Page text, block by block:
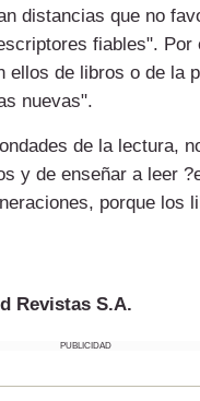
distancias que no
fiables".
de libros o de la
nuevas".
de la lectura,
y de enseñar a leer
porque los
Revistas S.A.
PUBLICIDAD